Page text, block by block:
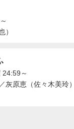
）
24:59～
／灰原恵（佐々木美玲）